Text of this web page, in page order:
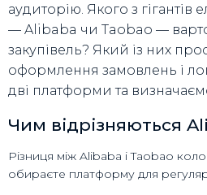
аудиторію. Якого з гігантів
— Alibaba чи Taobao —
закупівель? Який із них
оформлення замовлень і
дві платформи та
Чим відрізняються
Різниця між Alibaba і Taobao
обираєте платформу для